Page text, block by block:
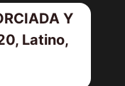
Y
Latino,